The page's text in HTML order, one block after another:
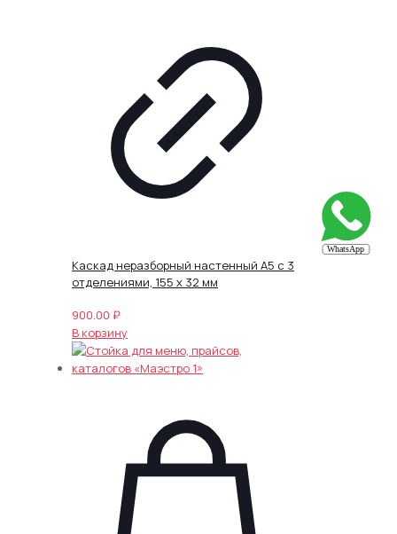
Каскад неразборный настенный А5 с 3
отделениями, 155 х 32 мм
900.00 ₽
В корзину